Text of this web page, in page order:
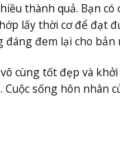
thành quả. Bạn
lấy thời cơ để đạt
đem lại cho
cùng tốt đẹp và
sống hôn nhân